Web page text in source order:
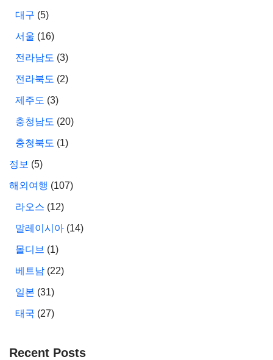
대구 (5)
서울 (16)
전라남도 (3)
전라북도 (2)
제주도 (3)
충청남도 (20)
충청북도 (1)
정보 (5)
해외여행 (107)
라오스 (12)
말레이시아 (14)
몰디브 (1)
베트남 (22)
일본 (31)
태국 (27)
Recent Posts